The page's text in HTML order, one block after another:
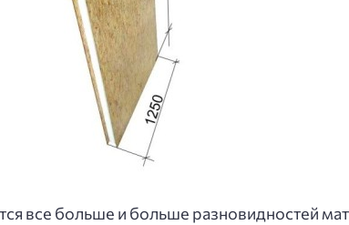
все больше и больше разновидностей